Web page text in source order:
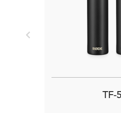
TF-5
Previous